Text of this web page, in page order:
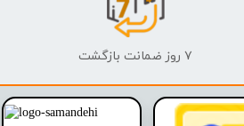
۷ روز ضمانت بازگشت